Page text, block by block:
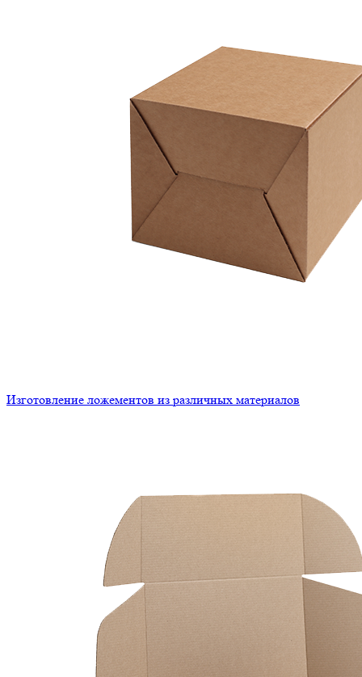
Изготовление ложементов из различных материалов